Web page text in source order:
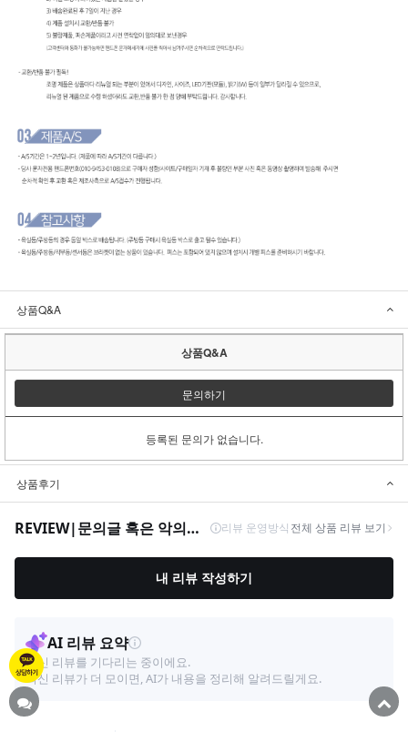
상품Q&A
상품Q&A
문의하기
등록된 문의가 없습니다.
상품후기